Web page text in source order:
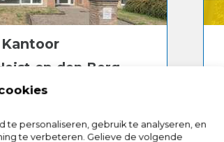
Kantoor
op-den-Berg
€ 1.200
93m² 1
te personaliseren, gebruik te analyseren, en
te verbeteren. Gelieve de volgende